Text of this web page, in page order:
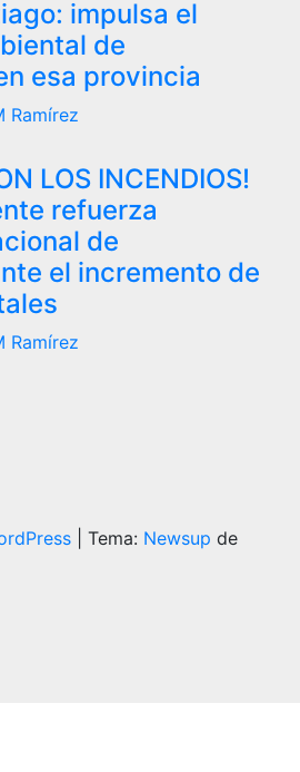
impulsa el
de
esa provincia
Ramírez
LOS INCENDIOS!
refuerza
de
el incremento de
Ramírez
Tema: Newsup de